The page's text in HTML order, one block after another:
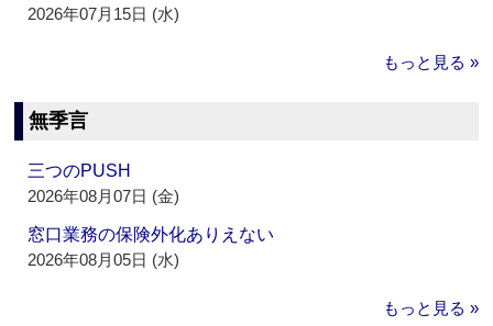
2026年07月15日 (水)
もっと見る »
無季言
三つのPUSH
2026年08月07日 (金)
窓口業務の保険外化ありえない
2026年08月05日 (水)
もっと見る »